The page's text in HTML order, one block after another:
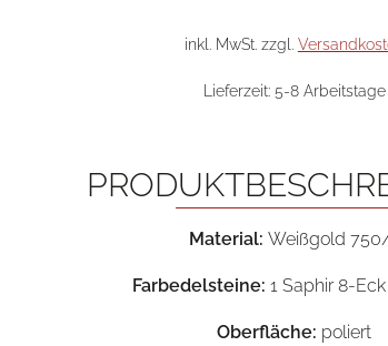
war:
inkl. MwSt. zzgl.
Lieferzeit: 5-8 Arbeitstage
Material: Weißgold
Farbedelsteine: 1 Saphir 8-
Oberfläche: poliert